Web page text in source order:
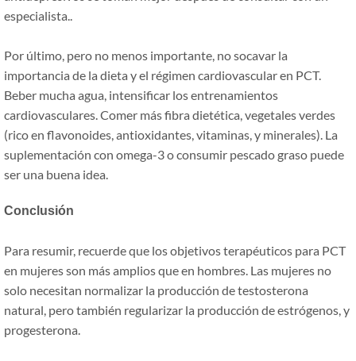
especialista..
Por último, pero no menos importante, no socavar la
importancia de la dieta y el régimen cardiovascular en PCT.
Beber mucha agua, intensificar los entrenamientos
cardiovasculares. Comer más fibra dietética, vegetales verdes
(rico en flavonoides, antioxidantes, vitaminas, y minerales). La
suplementación con omega-3 o consumir pescado graso puede
ser una buena idea.
Conclusión
Para resumir, recuerde que los objetivos terapéuticos para PCT
en mujeres son más amplios que en hombres. Las mujeres no
solo necesitan normalizar la producción de testosterona
natural, pero también regularizar la producción de estrógenos, y
progesterona.